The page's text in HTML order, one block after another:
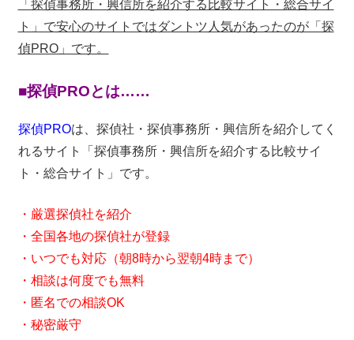
「探偵事務所・興信所を紹介する比較サイト・総合サイ
ト」で安心のサイトではダントツ人気があったのが「探
偵PRO」です。
■探偵PROとは……
探偵PROは、探偵社・探偵事務所・興信所を紹介してく
れるサイト「探偵事務所・興信所を紹介する比較サイ
ト・総合サイト」です。
・厳選探偵社を紹介
・全国各地の探偵社が登録
・いつでも対応（朝8時から翌朝4時まで）
・相談は何度でも無料
・匿名での相談OK
・秘密厳守